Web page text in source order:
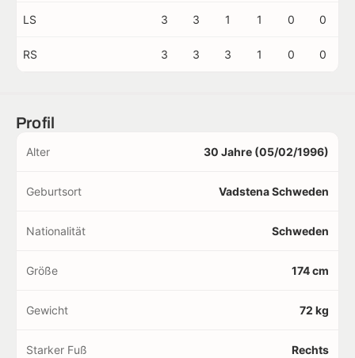
LS 3 3 1 1 0 0
RS 3 3 3 1 0 0
Profil
Alter 30 Jahre (05/02/1996)
Geburtsort Vadstena Schweden
Nationalität Schweden
Größe 174 cm
Gewicht 72 kg
Starker Fuß Rechts